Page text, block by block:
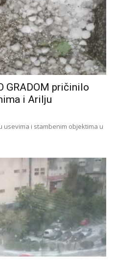
GRADOM pričinilo
i Arilju
usevima i stambenim objektima u